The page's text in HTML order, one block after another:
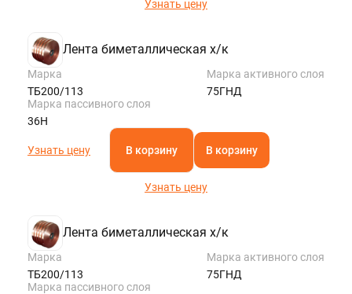
Узнать цену
Лента биметаллическая х/к
Марка
ТБ200/113
Марка активного слоя
75ГНД
Марка пассивного слоя
36Н
Узнать цену В корзину В корзину
Узнать цену
Лента биметаллическая х/к
Марка
ТБ200/113
Марка активного слоя
75ГНД
Марка пассивного слоя